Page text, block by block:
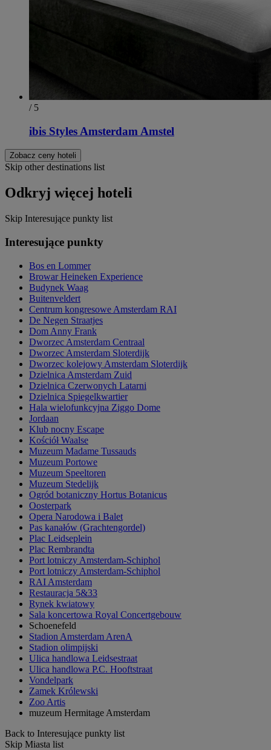
/ 5
ibis Styles Amsterdam Amstel
Zobacz ceny hoteli
Skip other destinations list
Odkryj więcej hoteli
Skip Interesujące punkty list
Interesujące punkty
Bos en Lommer
Browar Heineken Experience
Budynek Waag
Buitenveldert
Centrum kongresowe Amsterdam RAI
De Negen Straatjes
Dom Anny Frank
Dworzec Amsterdam Centraal
Dworzec Amsterdam Sloterdijk
Dworzec kolejowy Amsterdam Sloterdijk
Dzielnica Amsterdam Zuid
Dzielnica Czerwonych Latarni
Dzielnica Spiegelkwartier
Hala wielofunkcyjna Ziggo Dome
Jordaan
Klub nocny Escape
Kościół Waalse
Muzeum Madame Tussauds
Muzeum Portowe
Muzeum Speeltoren
Muzeum Stedelijk
Ogród botaniczny Hortus Botanicus
Oosterpark
Opera Narodowa i Balet
Pas kanałów (Grachtengordel)
Plac Leidseplein
Plac Rembrandta
Port lotniczy Amsterdam-Schiphol
Port lotniczy Amsterdam-Schiphol
RAI Amsterdam
Restauracja 5&33
Rynek kwiatowy
Sala koncertowa Royal Concertgebouw
Schoenefeld
Stadion Amsterdam ArenA
Stadion olimpijski
Ulica handlowa Leidsestraat
Ulica handlowa P.C. Hooftstraat
Vondelpark
Zamek Królewski
Zoo Artis
muzeum Hermitage Amsterdam
Back to Interesujące punkty list
Skip Miasta list